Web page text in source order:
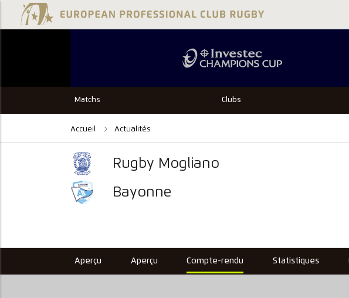
Matchs Clubs
Accueil Actualités
Rugby Mogliano
Bayonne
Aperçu Aperçu Compte-rendu Statistiques